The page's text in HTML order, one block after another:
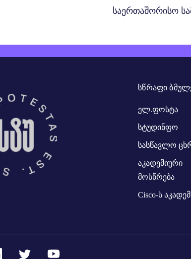
საერთაშორისო
ᲡᲬᲠᲐᲤᲘ
ელ.ფოსტა
სტუდინფო
სასწავლო
აკადემიური
მოსწრება
Cisco-ს